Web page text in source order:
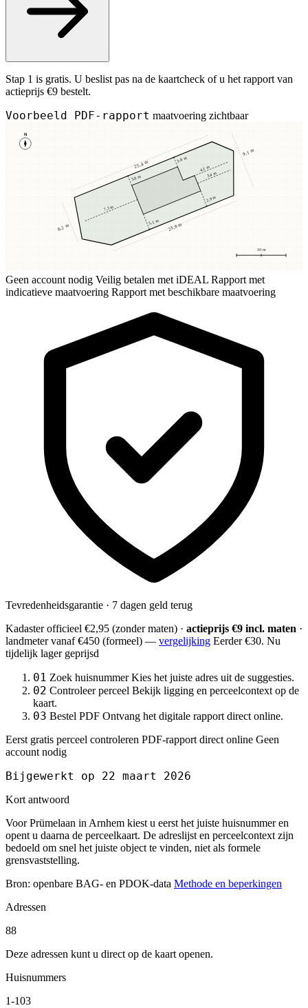
Stap 1 is gratis. U beslist pas na de kaartcheck of u het rapport van
actieprijs €9 bestelt.
Voorbeeld PDF-rapport maatvoering zichtbaar
N
10 m
3,8 m
3,8 m
5,1 m
2,9 m
7,2 m
3,4 m
4,1 m
25,4 m
23,8 m
8,2 m
9,1 m
Geen account nodig Veilig betalen met iDEAL Rapport met
indicatieve maatvoering Rapport met beschikbare maatvoering
Tevredenheidsgarantie · 7 dagen geld terug
Kadaster officieel €2,95 (zonder maten) · actieprijs €9 incl. maten ·
landmetervanaf €450 (formeel) — vergelijking Eerder €30. Nu
tijdelijk lager geprijsd
01 Zoek huisnummer Kies het juiste adres uit de suggesties.
02 Controleer perceel Bekijk ligging en perceelcontext op de
kaart.
03 Bestel PDF Ontvang het digitale rapport direct online.
Eerst gratis perceel controleren PDF-rapport direct online Geen
account nodig
Bijgewerkt op 22 maart 2026
Kort antwoord
Voor Prümelaan in Arnhem kiest u eerst het juiste huisnummer en
opent u daarna de perceelkaart. De adreslijst en perceelcontext zijn
bedoeld om snel het juiste object te vinden, niet als formele
grensvaststelling.
Bron: openbare BAG- en PDOK-data Methode en beperkingen
Adressen
88
Deze adressen kunt u direct op de kaart openen.
Huisnummers
1-103